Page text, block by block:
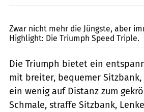
Zwar nicht mehr die Jüngste, aber
Highlight: Die Triumph Speed Triple.
Die Triumph bietet ein
mit breiter, bequemer Sitzbank,
ein wenig auf Distanz zum
Schmale, straffe Sitzbank,